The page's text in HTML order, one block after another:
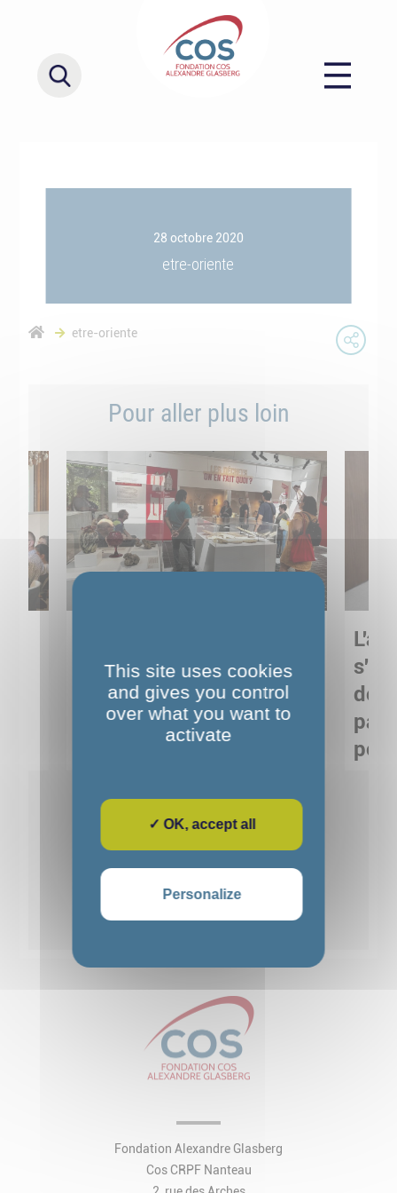
28 octobre 2020
etre-oriente
etre-oriente
Pour aller plus loin
Musée de Préhistoire de
Nemours : apprendre
autrement grâce à la
de
2 3 4
Voir toutes les actualités
Fondation Alexandre Glasberg
Cos CRPF Nanteau
This site uses cookies
and gives you control
over what you want to
activate
✓ OK, accept all
Personalize